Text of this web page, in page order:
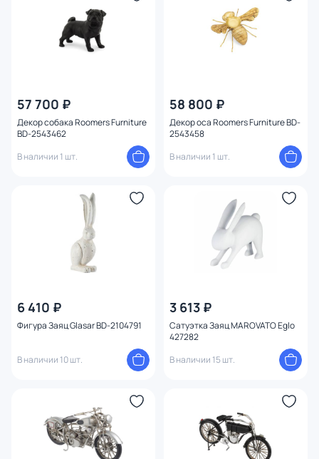
57 700 ₽
Декор собака Roomers Furniture
BD-2543462
В наличии 1 шт.
58 800 ₽
Декор оса Roomers Furniture BD-
2543458
В наличии 1 шт.
6 410 ₽
Фигура Заяц Glasar BD-2104791
В наличии 10 шт.
3 613 ₽
Сатуэтка Заяц MAROVATO Eglo
427282
В наличии 15 шт.